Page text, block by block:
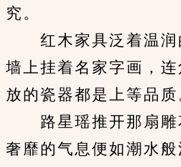
究。
红木家具泛着温润
墙上挂着名家字画，连
放的瓷器都是上等品质
路星瑶推开那扇雕
奢靡的气息便如潮水般